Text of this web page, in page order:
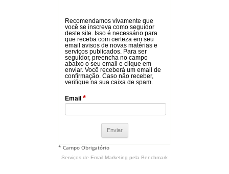
Recomendamos vivamente que
você se inscreva como seguidor
deste site. Isso é necessário para
que receba com certeza em seu
email avisos de novas matérias e
serviços publicados. Para ser
seguidor, preencha no campo
abaixo o seu email e clique em
enviar. Você receberá um email de
confirmação. Caso não receber,
verifique na sua caixa de spam.
Email *
* Campo Obrigatório
Serviços de Email Marketing pela Benchmark